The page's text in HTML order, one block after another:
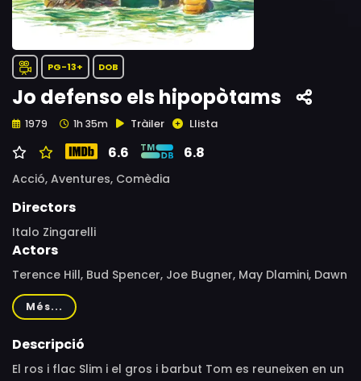
PG-13+ DOB
Jo defenso els hipopòtams
1979 1h 35m Tràiler Llista
6.6 6.8
Acció, Aventures, Comèdia
Directors
Italo Zingarelli
Actors
Terence Hill, Bud Spencer, Joe Bugner, May Dlamini, Dawn
Jürgens, Ben Masinga, Les Marcowitz, Sandy Nkomo,
Malcolm Kirk, Johan Naude, Mike Schutte, Kosie Smith,
Marcello Verziera, Nic van Rensburg, Hugh Rouse, Joseph
Més...
Descripció
El ros i flac Slim i el gros i barbut Tom es reuneixen en un